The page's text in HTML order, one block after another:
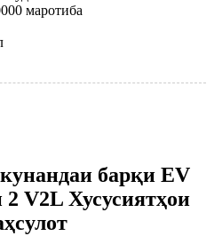
маротиба
барқи EV
V2L Хусусиятҳои